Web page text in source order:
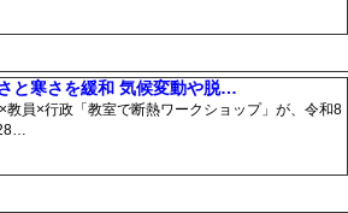
と寒さを緩和 気候変動や脱…
員×行政「教室で断熱ワークショップ」が、令和8